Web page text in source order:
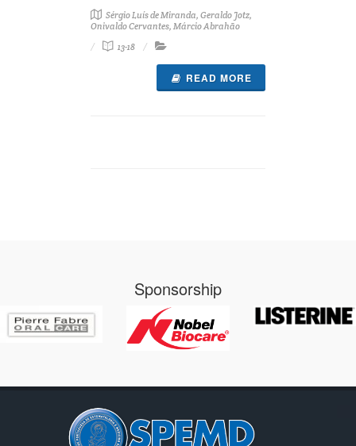
Sérgio Luís de Miranda, Geraldo Jotz,
Onivaldo Cervantes, Márcio Abrahão
13-18
READ MORE
Sponsorship